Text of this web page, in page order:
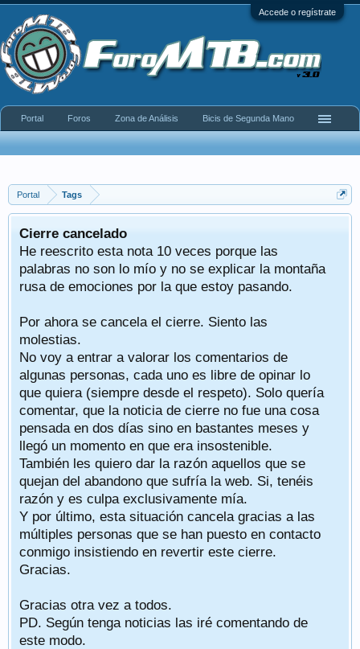
Accede o regístrate
Portal Tags
Cierre cancelado
He reescrito esta nota 10 veces porque las
palabras no son lo mío y no se explicar la montaña
rusa de emociones por la que estoy pasando.
Por ahora se cancela el cierre. Siento las
molestias.
No voy a entrar a valorar los comentarios de
algunas personas, cada uno es libre de opinar lo
que quiera (siempre desde el respeto). Solo quería
comentar, que la noticia de cierre no fue una cosa
pensada en dos días sino en bastantes meses y
llegó un momento en que era insostenible.
También les quiero dar la razón aquellos que se
quejan del abandono que sufría la web. Si, tenéis
razón y es culpa exclusivamente mía.
Y por último, esta situación cancela gracias a las
múltiples personas que se han puesto en contacto
conmigo insistiendo en revertir este cierre.
Gracias.
Gracias otra vez a todos.
PD. Según tenga noticias las iré comentando de
este modo.
Portal Foros Zona de Análisis Bicis de Segunda Mano